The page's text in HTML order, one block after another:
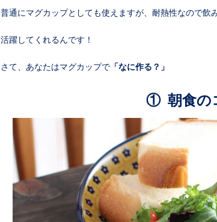
普通にマグカップとしても使えますが、耐熱性なので飲
活躍してくれるんです！
さて、あなたはマグカップで 「なに作る？」
① 朝食の